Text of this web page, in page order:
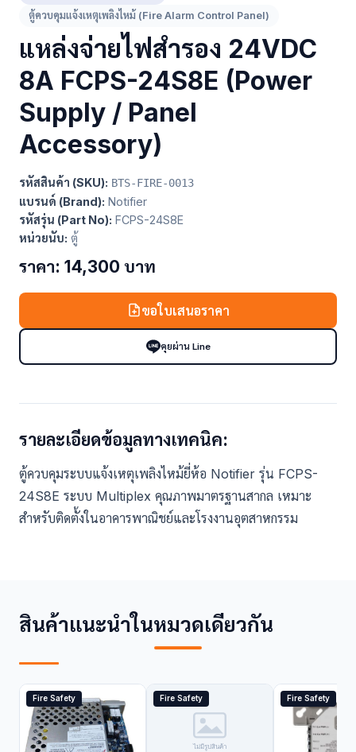
ตู้ควบคุมแจ้งเหตุเพลิงไหม้ (Fire Alarm Control Panel)
แหล่งจ่ายไฟสำรอง 24VDC
8A FCPS-24S8E (Power
Supply / Panel
Accessory)
รหัสสินค้า (SKU): BTS-FIRE-0013
แบรนด์ (Brand): Notifier
รหัสรุ่น (Part No): FCPS-24S8E
หน่วยนับ: ตู้
ราคา: 14,300 บาท
ขอใบเสนอราคา
คุยผ่าน Line
รายละเอียดข้อมูลทางเทคนิค:
ตู้ควบคุมระบบแจ้งเหตุเพลิงไหม้ยี่ห้อ Notifier รุ่น FCPS-
24S8E ระบบ Multiplex คุณภาพมาตรฐานสากล เหมาะ
สำหรับติดตั้งในอาคารพาณิชย์และโรงงานอุตสาหกรรม
สินค้าแนะนำในหมวดเดียวกัน
Fire Safety Fire Safety Fire Safety